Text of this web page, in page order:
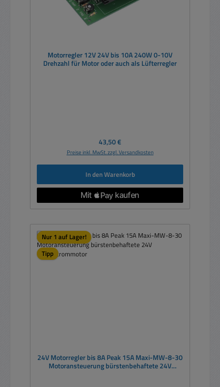
Motorregler 12V 24V bis 10A 240W 0-10V
Drehzahl für Motor oder auch als Lüfterregler
Regulärer Preis:
43,50 €
Preise inkl. MwSt. zzgl. Versandkosten
In den Warenkorb
Nur 1 auf Lager!
Tipp
24V Motorregler bis 8A Peak 15A Maxi-MW-8-30
Motoransteuerung bürstenbehaftete 24V